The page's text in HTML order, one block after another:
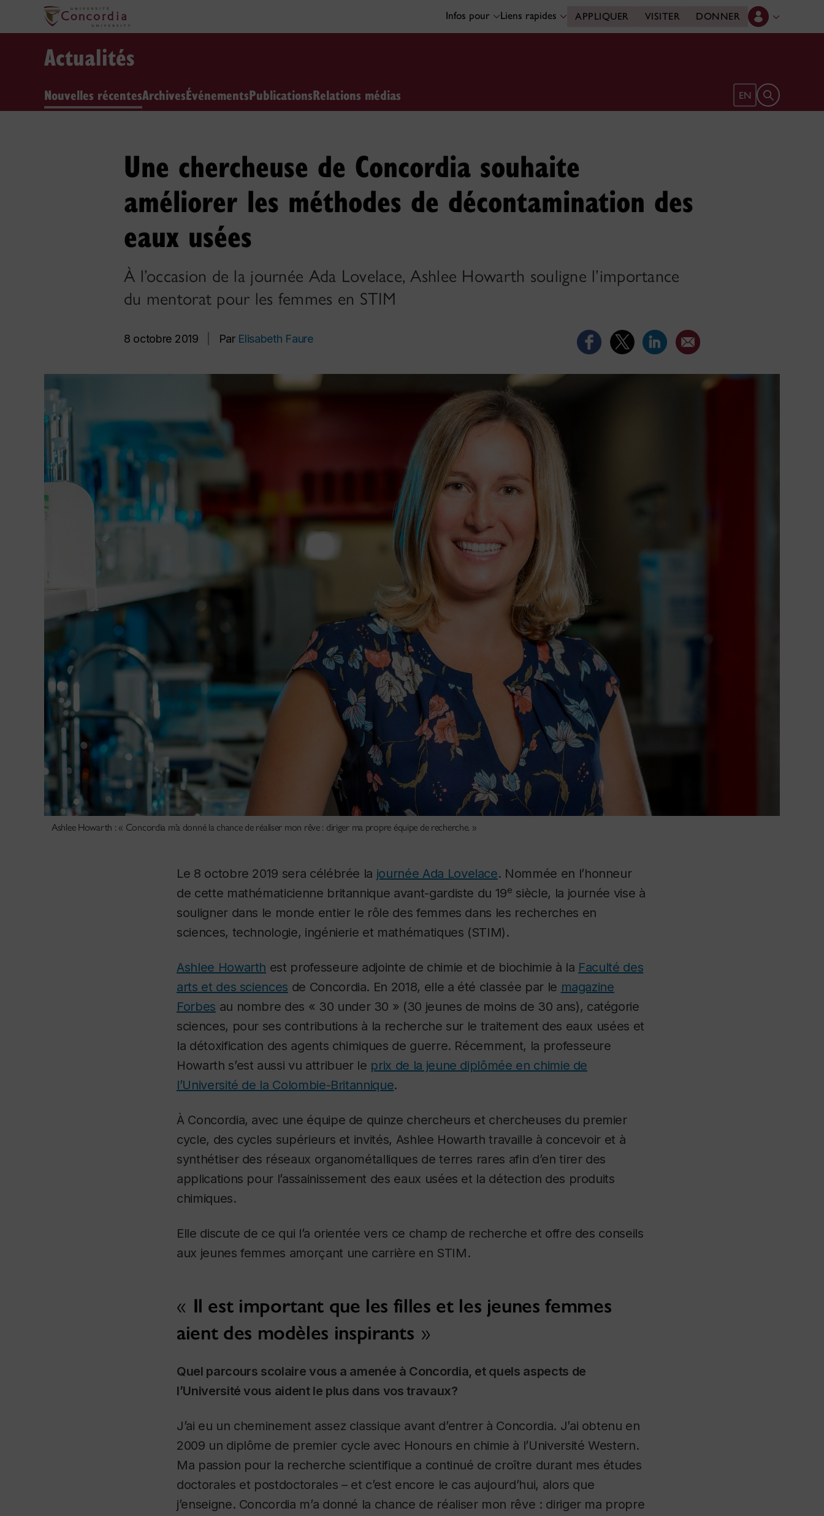
Infos pour Liens rapides APPLIQUER VISITER DONNER
Actualités
Nouvelles récentesArchivesÉvénementsPublicationsRelations médias EN Ouvrir le
Une chercheuse de Concordia souhaite
améliorer les méthodes de décontamination des
eaux usées
À l’occasion de la journée Ada Lovelace, Ashlee Howarth souligne l’importance
du mentorat pour les femmes en STIM
8 octobre 2019 Par Elisabeth Faure
Ashlee Howarth : « Concordia m’a donné la chance de réaliser mon rêve : diriger ma propre équipe de recherche. »
Le 8 octobre 2019 sera célébrée la journée Ada Lovelace. Nommée en l’honneur
de cette mathématicienne britannique avant-gardiste du 19e siècle, la journée vise à
souligner dans le monde entier le rôle des femmes dans les recherches en
sciences, technologie, ingénierie et mathématiques (STIM).
Ashlee Howarth est professeure adjointe de chimie et de biochimie à la Faculté des
arts et des sciences de Concordia. En 2018, elle a été classée par le magazine
Forbes au nombre des « 30 under 30 » (30 jeunes de moins de 30 ans), catégorie
sciences, pour ses contributions à la recherche sur le traitement des eaux usées et
la détoxification des agents chimiques de guerre. Récemment, la professeure
Howarth s’est aussi vu attribuer le prix de la jeune diplômée en chimie de
l’Université de la Colombie-Britannique.
À Concordia, avec une équipe de quinze chercheurs et chercheuses du premier
cycle, des cycles supérieurs et invités, Ashlee Howarth travaille à concevoir et à
synthétiser des réseaux organométalliques de terres rares afin d’en tirer des
applications pour l’assainissement des eaux usées et la détection des produits
chimiques.
Elle discute de ce qui l’a orientée vers ce champ de recherche et offre des conseils
aux jeunes femmes amorçant une carrière en STIM.
Il est important que les filles et les jeunes femmes
aient des modèles inspirants
Quel parcours scolaire vous a amenée à Concordia, et quels aspects de
l’Université vous aident le plus dans vos travaux?
J’ai eu un cheminement assez classique avant d’entrer à Concordia. J’ai obtenu en
2009 un diplôme de premier cycle avec Honours en chimie à l’Université Western.
Ma passion pour la recherche scientifique a continué de croître durant mes études
doctorales et postdoctorales – et c’est encore le cas aujourd’hui, alors que
j’enseigne. Concordia m’a donné la chance de réaliser mon rêve : diriger ma propre